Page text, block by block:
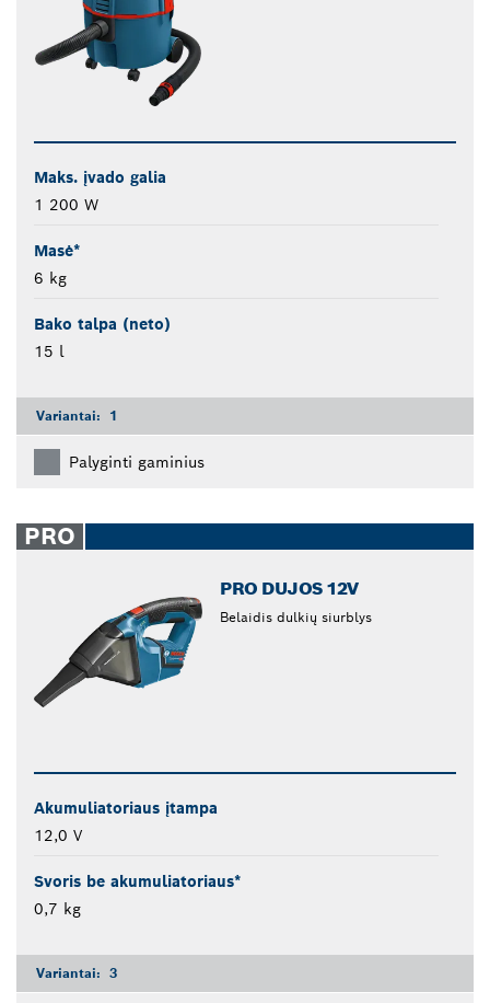
Maks. įvado galia
1 200 W
Masė*
6 kg
Bako talpa (neto)
15 l
Variantai: 1
Palyginti gaminius
PRO
PRO DUJOS 12V
Belaidis dulkių siurblys
Akumuliatoriaus įtampa
12,0 V
Svoris be akumuliatoriaus*
0,7 kg
Variantai: 3